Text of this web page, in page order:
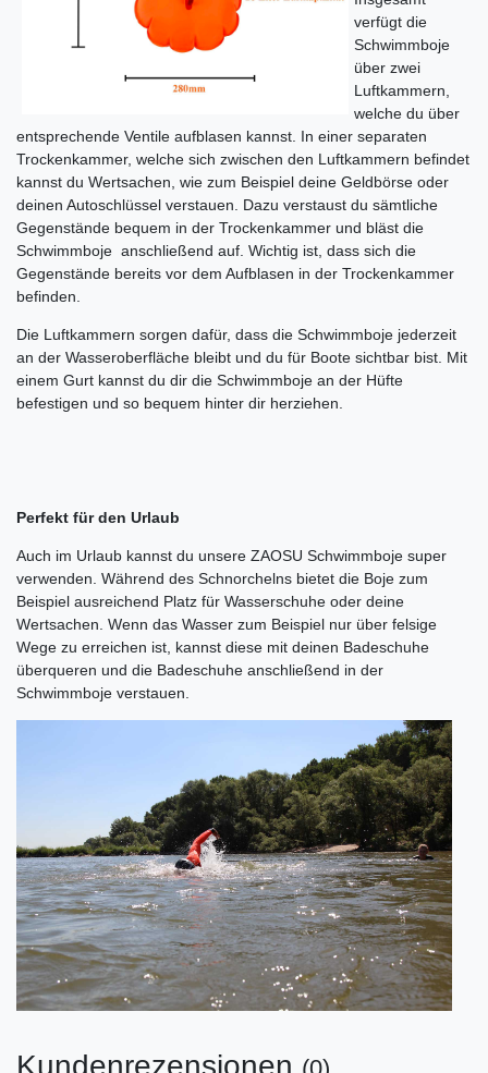
verfügt die
Schwimmboje
über zwei
Luftkammern,
welche du über
entsprechende Ventile aufblasen kannst. In einer separaten
Trockenkammer, welche sich zwischen den Luftkammern befindet
kannst du Wertsachen, wie zum Beispiel deine Geldbörse oder
deinen Autoschlüssel verstauen. Dazu verstaust du sämtliche
Gegenstände bequem in der Trockenkammer und bläst die
Schwimmboje anschließend auf. Wichtig ist, dass sich die
Gegenstände bereits vor dem Aufblasen in der Trockenkammer
befinden.
Die Luftkammern sorgen dafür, dass die Schwimmboje jederzeit
an der Wasseroberfläche bleibt und du für Boote sichtbar bist. Mit
einem Gurt kannst du dir die Schwimmboje an der Hüfte
befestigen und so bequem hinter dir herziehen.
Perfekt für den Urlaub
Auch im Urlaub kannst du unsere ZAOSU Schwimmboje super
verwenden. Während des Schnorchelns bietet die Boje zum
Beispiel ausreichend Platz für Wasserschuhe oder deine
Wertsachen. Wenn das Wasser zum Beispiel nur über felsige
Wege zu erreichen ist, kannst diese mit deinen Badeschuhe
überqueren und die Badeschuhe anschließend in der
Schwimmboje verstauen.